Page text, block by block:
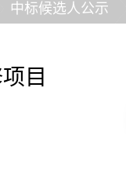
中标候选人公示
目